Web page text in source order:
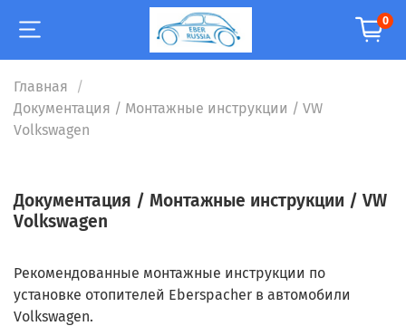
0
Главная
Документация / Монтажные инструкции / VW
Volkswagen
Документация / Монтажные инструкции / VW
Volkswagen
Рекомендованные монтажные инструкции по
установке отопителей Eberspacher в автомобили
Volkswagen.